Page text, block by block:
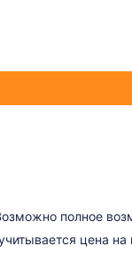
полное
цена